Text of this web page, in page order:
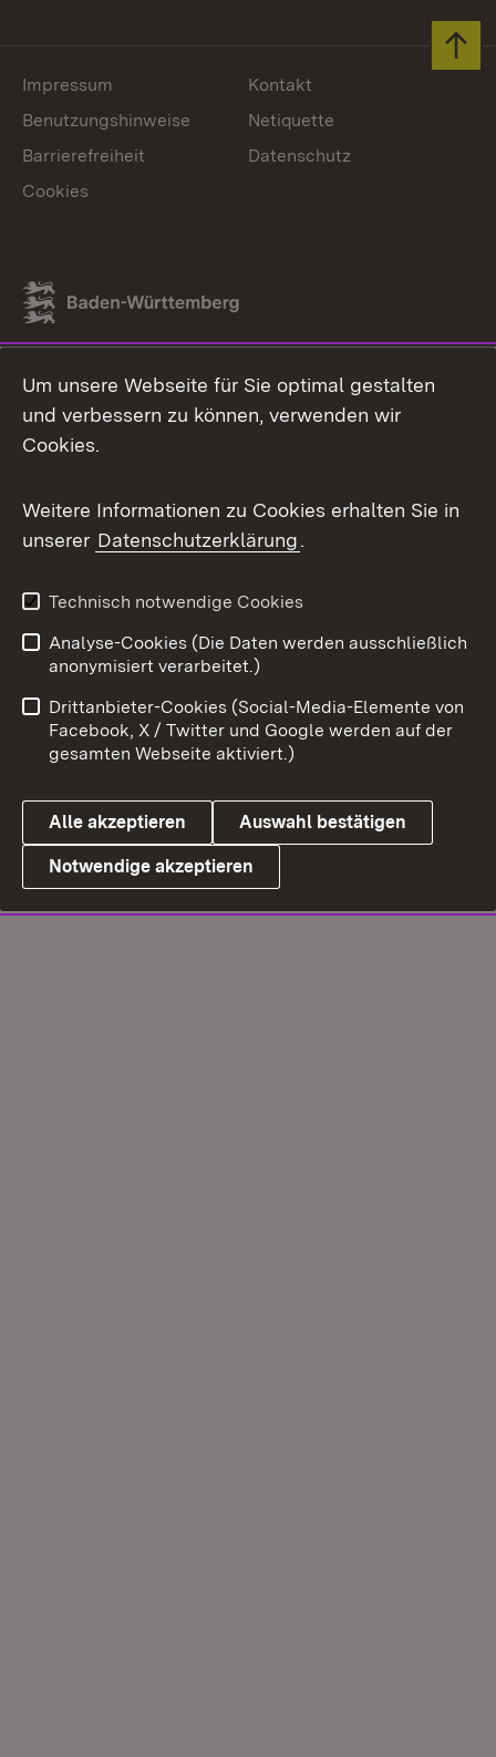
Link zum Landesportal
Impressum
Kontakt
Benutzungshinweise
Netiquette
Barrierefreiheit
Datenschutz
Cookies
Um unsere Webseite für Sie optimal gestalten
und verbessern zu können, verwenden wir
Cookies.
Weitere Informationen zu Cookies erhalten Sie in
unserer Datenschutzerklärung.
Technisch notwendige Cookies
Analyse-Cookies (Die Daten werden ausschließlich
anonymisiert verarbeitet.)
Drittanbieter-Cookies (Social-Media-Elemente von
Facebook, X / Twitter und Google werden auf der
gesamten Webseite aktiviert.)
Alle akzeptieren Auswahl bestätigen
Notwendige akzeptieren